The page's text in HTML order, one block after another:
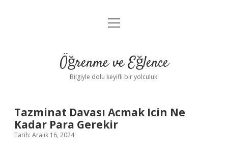
Anasayfa
Yasal Uyarı
menüyü
Öğrenme ve Eğlence
Bilgiyle dolu keyifli bir yolculuk!
Tazminat Davası Acmak Icin Ne
Kadar Para Gerekir
Tarih: Aralık 16, 2024